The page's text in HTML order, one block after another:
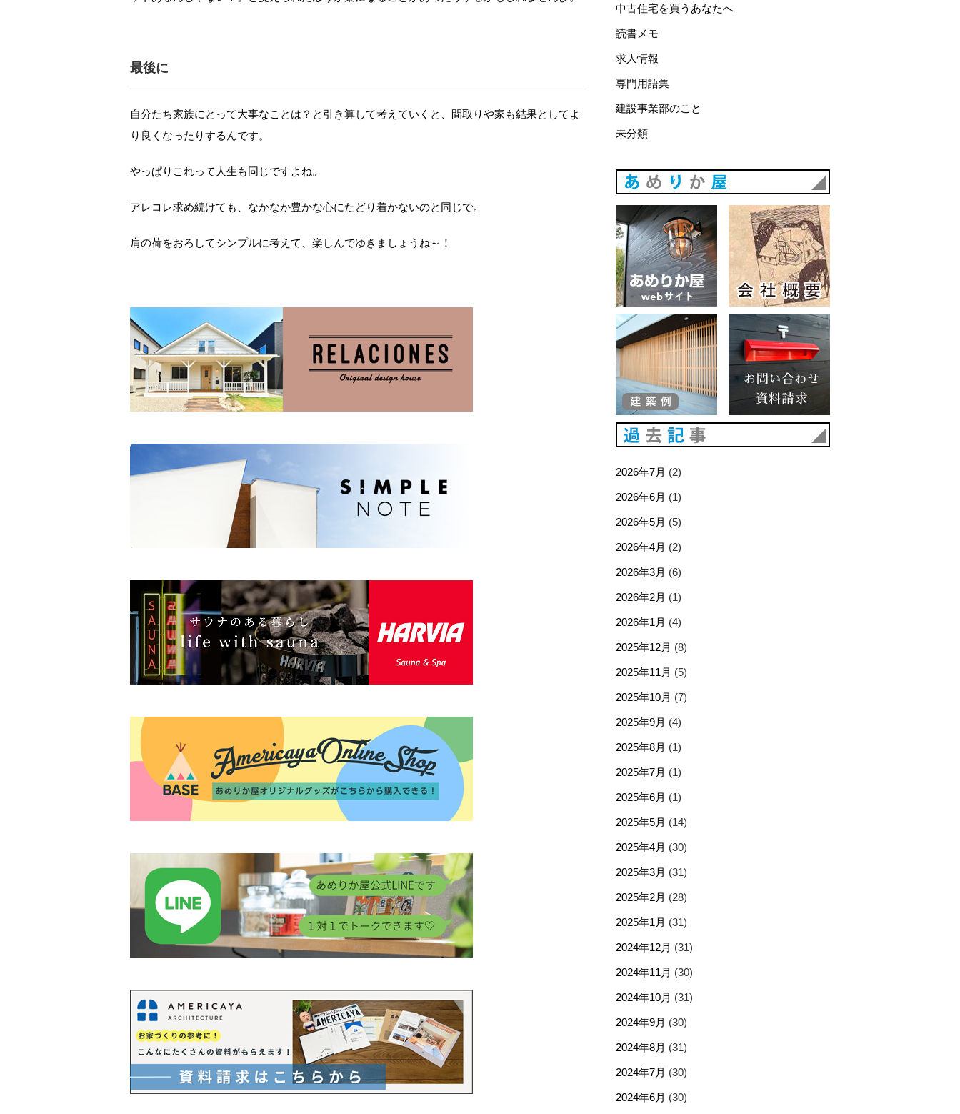
最後に
自分たち家族にとって大事なことは？と引き算して考えていくと、間取りや家も結果としてよ
り良くなったりするんです。
やっぱりこれって人生も同じですよね。
アレコレ求め続けても、なかなか豊かな心にたどり着かないのと同じで。
肩の荷をおろしてシンプルに考えて、楽しんでゆきましょうね～！
中古住宅を買うあなたへ
読書メモ
求人情報
専門用語集
建設事業部のこと
未分類
あめりか屋WEBサイト
2026年7月 (2)
2026年6月 (1)
2026年5月 (5)
2026年4月 (2)
2026年3月 (6)
2026年2月 (1)
2026年1月 (4)
2025年12月 (8)
2025年11月 (5)
2025年10月 (7)
2025年9月 (4)
2025年8月 (1)
2025年7月 (1)
2025年6月 (1)
2025年5月 (14)
2025年4月 (30)
2025年3月 (31)
2025年2月 (28)
2025年1月 (31)
2024年12月 (31)
2024年11月 (30)
2024年10月 (31)
2024年9月 (30)
2024年8月 (31)
2024年7月 (30)
2024年6月 (30)